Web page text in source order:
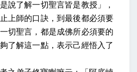
說了解一切聖言皆是教授」，
上師的口訣，到最後都必須要
切聖言，都是成佛所必須要的
了解這一點，表示己經悟入了